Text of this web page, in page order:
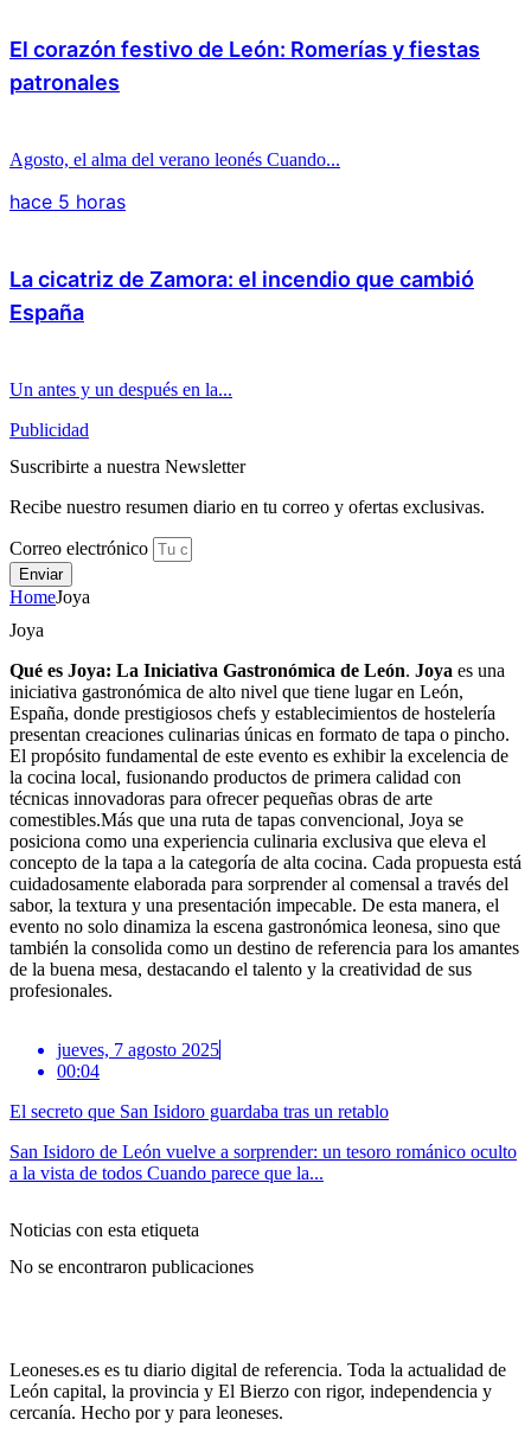
El corazón festivo de León: Romerías y fiestas
patronales
Agosto, el alma del verano leonés Cuando...
hace 5 horas
La cicatriz de Zamora: el incendio que cambió
España
Un antes y un después en la...
Publicidad
Suscribirte a nuestra Newsletter
Recibe nuestro resumen diario en tu correo y ofertas exclusivas.
Correo electrónico
Enviar
HomeJoya
Joya
Qué es Joya: La Iniciativa Gastronómica de León. Joya es una
iniciativa gastronómica de alto nivel que tiene lugar en León,
España, donde prestigiosos chefs y establecimientos de hostelería
presentan creaciones culinarias únicas en formato de tapa o pincho.
El propósito fundamental de este evento es exhibir la excelencia de
la cocina local, fusionando productos de primera calidad con
técnicas innovadoras para ofrecer pequeñas obras de arte
comestibles.Más que una ruta de tapas convencional, Joya se
posiciona como una experiencia culinaria exclusiva que eleva el
concepto de la tapa a la categoría de alta cocina. Cada propuesta está
cuidadosamente elaborada para sorprender al comensal a través del
sabor, la textura y una presentación impecable. De esta manera, el
evento no solo dinamiza la escena gastronómica leonesa, sino que
también la consolida como un destino de referencia para los amantes
de la buena mesa, destacando el talento y la creatividad de sus
profesionales.
jueves, 7 agosto 2025
00:04
El secreto que San Isidoro guardaba tras un retablo
San Isidoro de León vuelve a sorprender: un tesoro románico oculto
a la vista de todos Cuando parece que la...
Noticias con esta etiqueta
No se encontraron publicaciones
Leoneses.es es tu diario digital de referencia. Toda la actualidad de
León capital, la provincia y El Bierzo con rigor, independencia y
cercanía. Hecho por y para leoneses.